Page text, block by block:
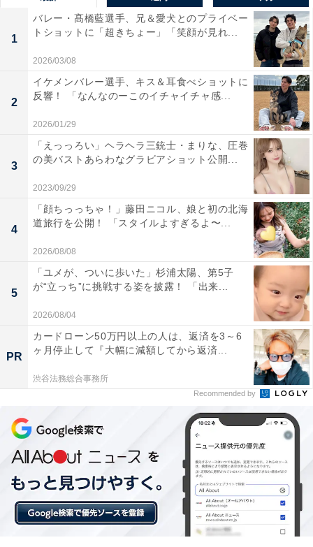
1
バレー・髙橋藍選手、兄＆愛犬とのプライベー
トショットに「超きちょー」「笑顔が見れ...
2026/03/08
2
イケメンバレー選手、キス＆耳食べショットに
反響！ 「なんなのーこのイチャイチャ感...
2026/01/29
3
「えっっろい」ヘラヘラ三銃士・まりな、圧巻
の美バストあらわなグラビアショット公開...
2023/09/29
4
「顔ちっっちゃ！」藤田ニコル、娘と初の北海
道旅行を公開！ 「スタイルよすぎるよ〜...
2026/08/08
5
「ユメが、ついに歩いた」杉浦太陽、第5子
が“立っち”に挑戦する姿を披露！ 「出来...
2026/08/04
PR
カードローン50万円以上の人は、返済を3～6
ヶ月停止して『大幅に減額してから返済...
渋谷法務総合事務所
Recommended by